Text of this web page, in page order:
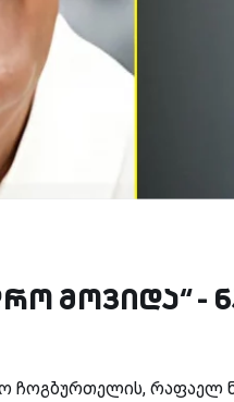
მოვიდა“ -
ჩოგბურთელის, რაფაელ